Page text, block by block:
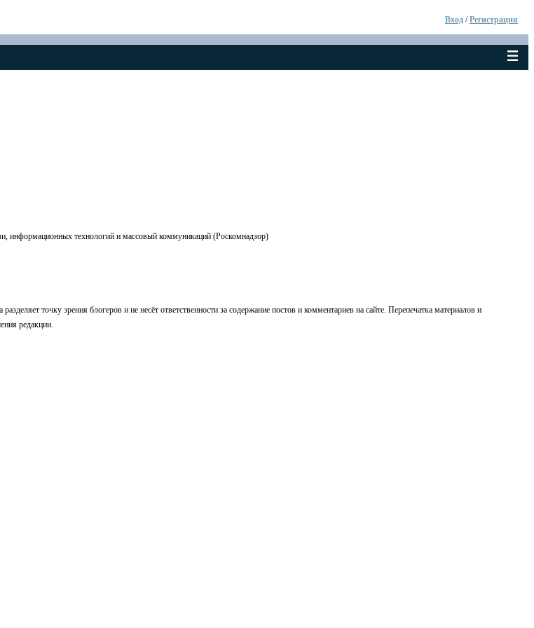
Вход /Регистрация
информационных технологий и массовый коммуникаций (Роскомнадзор)
точку зрения блогеров и не несёт ответственности за содержание постов и комментариев на сайте. Перепечатка материалов и
редакции.